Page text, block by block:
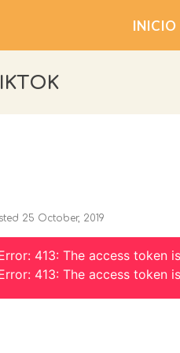
INICIO
25 October, 2019
413: The access token
413: The access token